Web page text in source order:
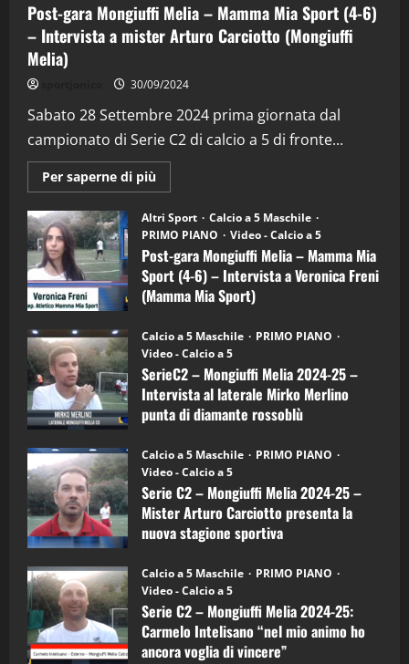
Post-gara Mongiuffi Melia – Mamma Mia Sport (4-6)
– Intervista a mister Arturo Carciotto (Mongiuffi
Melia)
30/09/2024
Sabato 28 Settembre 2024 prima giornata dal
campionato di Serie C2 di calcio a 5 di fronte...
Per saperne di più
informazioni
Post-
gara
Mongiuffi
Melia
–
Mamma
Mia
Sport
6)
–
Intervista
a
mister
Arturo
Carciotto
(Mongiuffi
Altri Sport
Calcio a 5 Maschile
PRIMO PIANO
Video - Calcio a 5
Post-gara Mongiuffi Melia – Mamma Mia
Sport (4-6) – Intervista a Veronica Freni
(Mamma Mia Sport)
Calcio a 5 Maschile
PRIMO PIANO
Video - Calcio a 5
SerieC2 – Mongiuffi Melia 2024-25 –
Intervista al laterale Mirko Merlino
punta di diamante rossoblù
Calcio a 5 Maschile
PRIMO PIANO
Video - Calcio a 5
Serie C2 – Mongiuffi Melia 2024-25 –
Mister Arturo Carciotto presenta la
nuova stagione sportiva
Calcio a 5 Maschile
PRIMO PIANO
Video - Calcio a 5
Serie C2 – Mongiuffi Melia 2024-25:
Carmelo Intelisano “nel mio animo ho
ancora voglia di vincere”
2
“SportEmpire” in Podcast: 29^ Puntata
(Martedi 28 Aprile 2026)
28/04/2026
3
"SportEmpire" in Podcast
“SportEmpire” in Podcast: 28^ Puntata
(Martedi 21 Aprile 2026)
21/04/2026
4
“SportEmpire” in Podcast: 27^ Puntata
(Martedi 14 Aprile 2026)
15/04/2026
5
“SportEmpire” in Podcast: 26^ Puntata
(Martedi 07 Aprile 2026)
08/04/2026
1
“SportEmpire” in Podcast: 30^ Puntata
(Martedi 05 Maggio 2026)
08/05/2026